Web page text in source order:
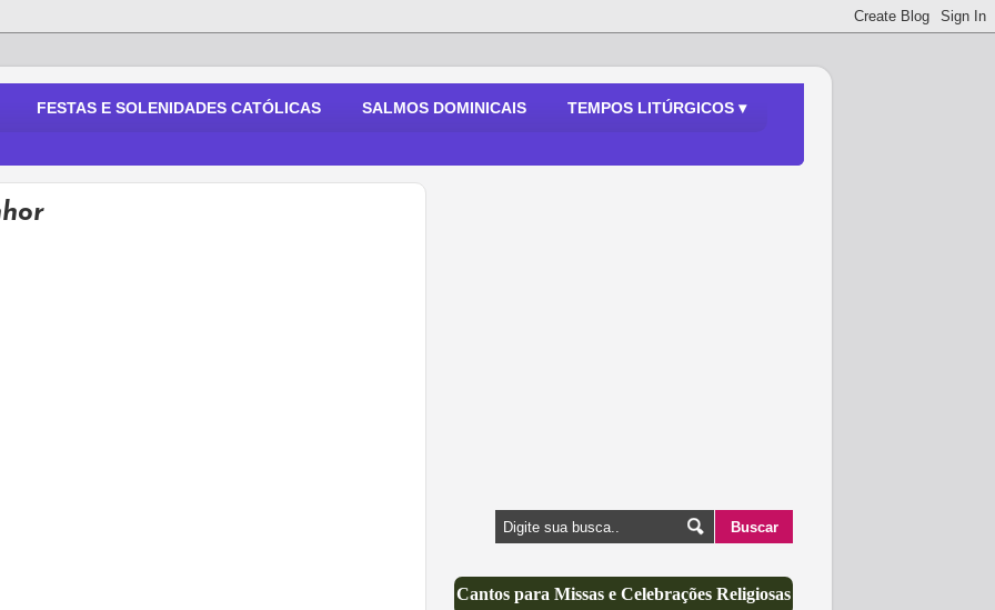
FESTAS E SOLENIDADES CATÓLICAS SALMOS DOMINICAIS TEMPOS LITÚRGICOS ▾
Cantos para Missas e Celebrações Religiosas